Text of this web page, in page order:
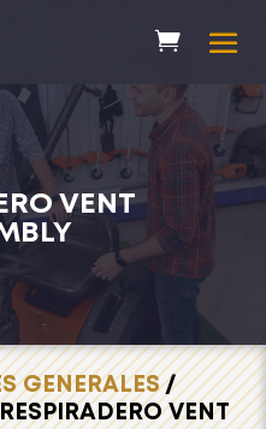
VENT
GENERALES/
VENT